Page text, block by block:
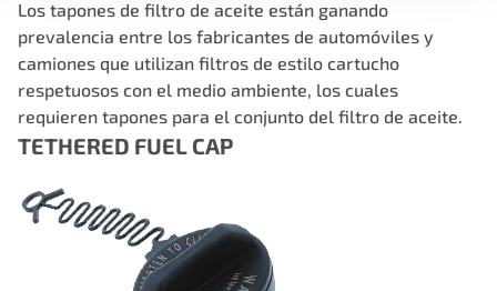
Los tapones de filtro de aceite están ganando
prevalencia entre los fabricantes de automóviles y
camiones que utilizan filtros de estilo cartucho
respetuosos con el medio ambiente, los cuales
requieren tapones para el conjunto del filtro de aceite.
TETHERED FUEL CAP